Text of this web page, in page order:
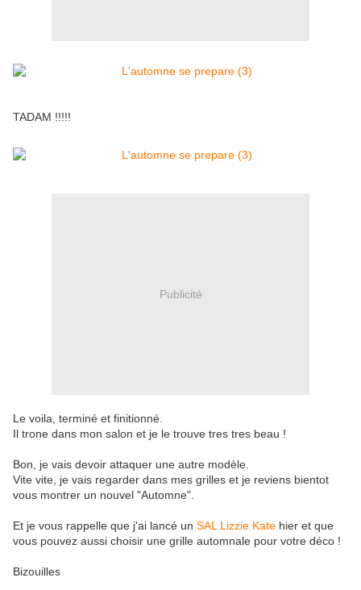
TADAM !!!!!
Publicité
Le voila, terminé et finitionné.
Il trone dans mon salon et je le trouve tres tres beau !
Bon, je vais devoir attaquer une autre modèle.
Vite vite, je vais regarder dans mes grilles et je reviens bientot
vous montrer un nouvel "Automne".
Et je vous rappelle que j'ai lancé un SAL Lizzie Kate hier et que
vous pouvez aussi choisir une grille automnale pour votre déco !
Bizouilles